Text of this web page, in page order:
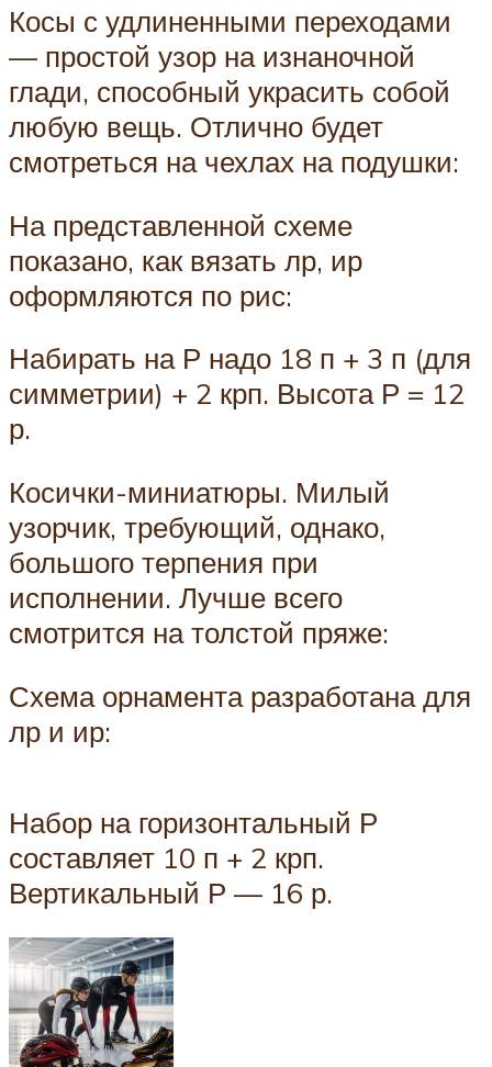
Косы с удлиненными переходами
— простой узор на изнаночной
глади, способный украсить собой
любую вещь. Отлично будет
смотреться на чехлах на подушки:
На представленной схеме
показано, как вязать лр, ир
оформляются по рис:
Набирать на Р надо 18 п + 3 п (для
симметрии) + 2 крп. Высота Р = 12
р.
Косички-миниатюры. Милый
узорчик, требующий, однако,
большого терпения при
исполнении. Лучше всего
смотрится на толстой пряже:
Схема орнамента разработана для
лр и ир:
Набор на горизонтальный Р
составляет 10 п + 2 крп.
Вертикальный Р — 16 р.